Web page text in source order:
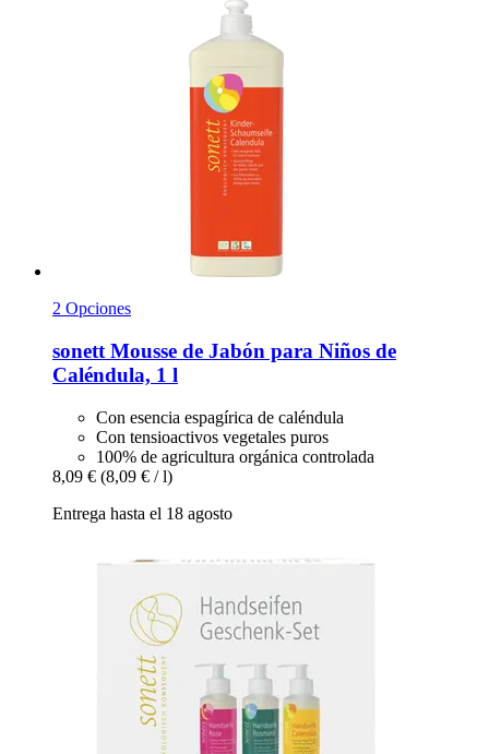
2 Opciones
sonett Mousse de Jabón para Niños de
Caléndula, 1 l
Con esencia espagírica de caléndula
Con tensioactivos vegetales puros
100% de agricultura orgánica controlada
8,09 € (8,09 € / l)
Entrega hasta el 18 agosto